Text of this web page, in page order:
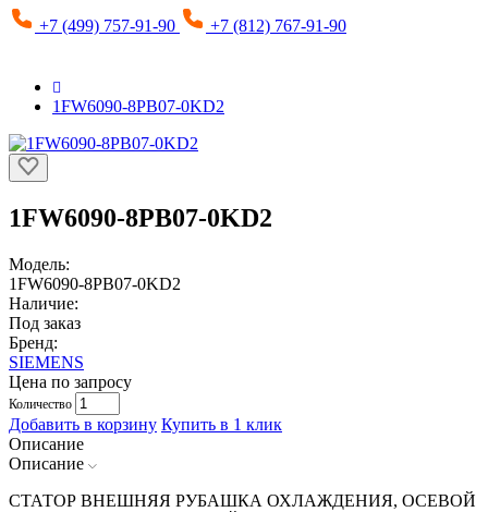
+7 (499) 757-91-90 +7 (812) 767-91-90
1FW6090-8PB07-0KD2
1FW6090-8PB07-0KD2
Модель:
1FW6090-8PB07-0KD2
Наличие:
Под заказ
Бренд:
SIEMENS
Цена по запросу
Количество
Добавить в корзину Купить в 1 клик
Описание
Описание
СТАТОР ВНЕШНЯЯ РУБАШКА ОХЛАЖДЕНИЯ, ОСЕВОЙ